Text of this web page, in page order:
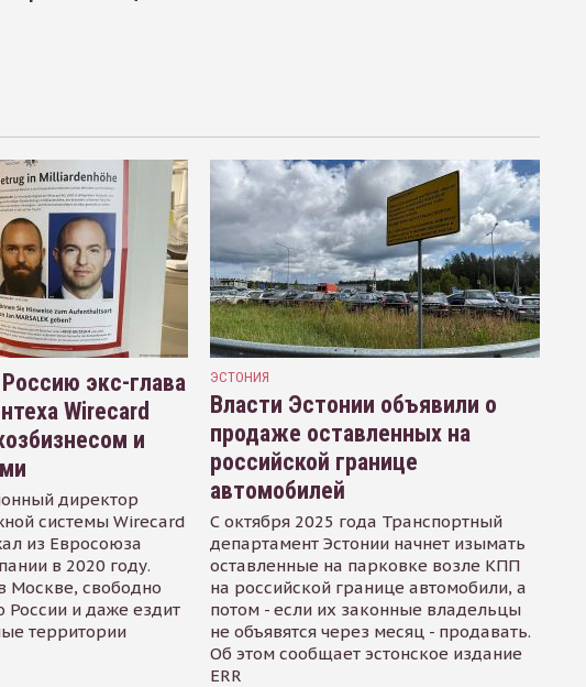
экс-глава
Wirecard
и
директор
системы Wirecard
из Евросоюза
в 2020 году.
Москве, свободно
России и даже ездит
территории
ЭСТОНИЯ
Власти Эстонии объявили о
продаже оставленных на
российской границе
автомобилей
С октября 2025 года Транспортный
департамент Эстонии начнет изымать
оставленные на парковке возле КПП
на российской границе автомобили, а
потом - если их законные владельцы
не объявятся через месяц - продавать.
Об этом сообщает эстонское издание
ERR